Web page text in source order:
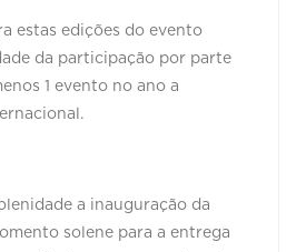
estas edições do evento
da participação por parte
1 evento no ano a
a inauguração da
solene para a entrega